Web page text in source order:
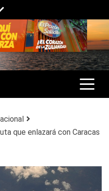
VENEZUELA Y
GENERAL.
que enlazará con Caracas